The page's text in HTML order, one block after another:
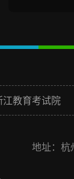
江教育考试院
地址：杭